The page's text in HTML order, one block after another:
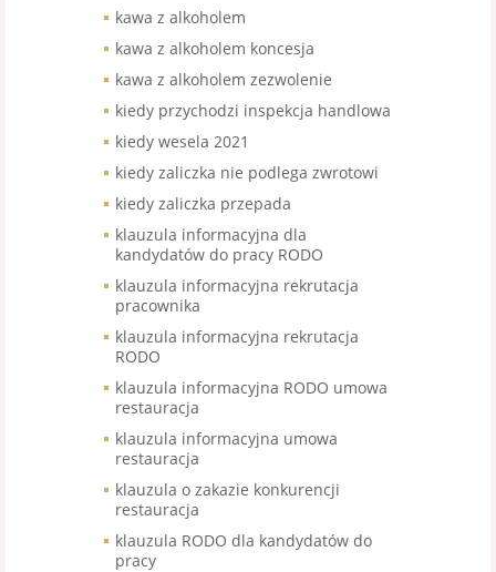
kawa z alkoholem
kawa z alkoholem koncesja
kawa z alkoholem zezwolenie
kiedy przychodzi inspekcja handlowa
kiedy wesela 2021
kiedy zaliczka nie podlega zwrotowi
kiedy zaliczka przepada
klauzula informacyjna dla
kandydatów do pracy RODO
klauzula informacyjna rekrutacja
pracownika
klauzula informacyjna rekrutacja
RODO
klauzula informacyjna RODO umowa
restauracja
klauzula informacyjna umowa
restauracja
klauzula o zakazie konkurencji
restauracja
klauzula RODO dla kandydatów do
pracy